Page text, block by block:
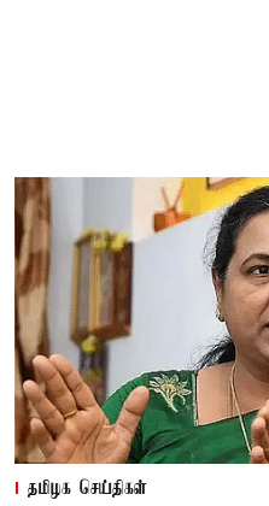
தமிழக செய்திகள்